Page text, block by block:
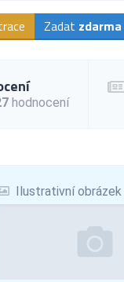
Zadat zdarma
hodnocení
Ilustrativní obrázek